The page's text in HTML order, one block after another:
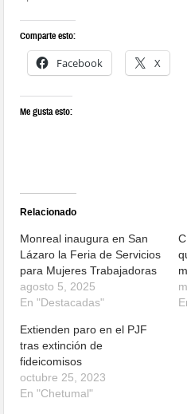
Comparte esto:
Facebook X
Me gusta esto:
Relacionado
Monreal inaugura en San
Lázaro la Feria de Servicios
para Mujeres Trabajadoras
agosto 5, 2025
En "Destacadas"
Extienden paro en el PJF
tras extinción de
fideicomisos
octubre 25, 2023
En "Chetumal"